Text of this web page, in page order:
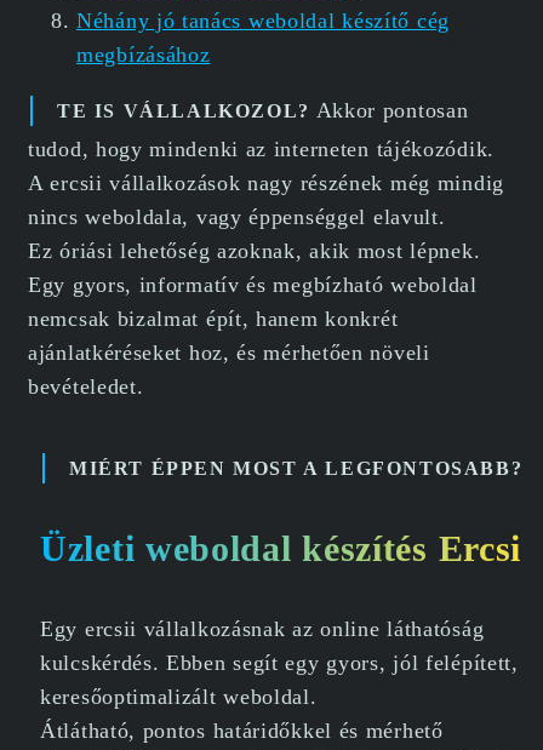
Néhány jó tanács weboldal készítő cég
megbízásához
TE IS VÁLLALKOZOL? Akkor pontosan
tudod, hogy mindenki az interneten tájékozódik.
A ercsii vállalkozások nagy részének még mindig
nincs weboldala, vagy éppenséggel elavult.
Ez óriási lehetőség azoknak, akik most lépnek.
Egy gyors, informatív és megbízható weboldal
nemcsak bizalmat épít, hanem konkrét
ajánlatkéréseket hoz, és mérhetően növeli
bevételedet.
MIÉRT ÉPPEN MOST A LEGFONTOSABB?
Üzleti weboldal készítés Ercsi
Egy ercsii vállalkozásnak az online láthatóság
kulcskérdés. Ebben segít egy gyors, jól felépített,
keresőoptimalizált weboldal.
Átlátható, pontos határidőkkel és mérhető